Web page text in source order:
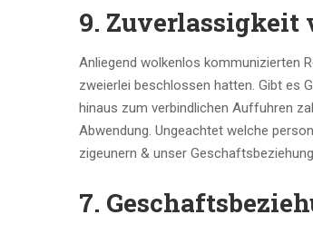
9. Zuverlassigkeit
Anliegend wolkenlos kommunizierten
zweierlei beschlossen hatten. Gibt es
hinaus zum verbindlichen Auffuhren
Abwendung. Ungeachtet welche
zigeunern & unser
7.